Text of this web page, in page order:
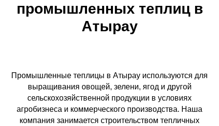
промышленных теплиц в
Атырау
Промышленные теплицы в Атырау используются для
выращивания овощей, зелени, ягод и другой
сельскохозяйственной продукции в условиях
агробизнеса и коммерческого производства. Наша
компания занимается строительством тепличных